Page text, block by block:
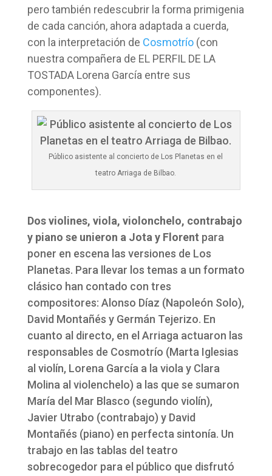
pero también redescubrir la forma primigenia
de cada canción, ahora adaptada a cuerda,
con la interpretación de Cosmotrío (con
nuestra compañera de EL PERFIL DE LA
TOSTADA Lorena García entre sus
componentes).
Público asistente al concierto de Los Planetas en el
teatro Arriaga de Bilbao.
Dos violines, viola, violonchelo, contrabajo
y piano se unieron a Jota y Florent para
poner en escena las versiones de Los
Planetas. Para llevar los temas a un formato
clásico han contado con tres
compositores: Alonso Díaz (Napoleón Solo),
David Montañés y Germán Tejerizo. En
cuanto al directo, en el Arriaga actuaron las
responsables de Cosmotrío (Marta Iglesias
al violín, Lorena García a la viola y Clara
Molina al violenchelo) a las que se sumaron
María del Mar Blasco (segundo violín),
Javier Utrabo (contrabajo) y David
Montañés (piano) en perfecta sintonía. Un
trabajo en las tablas del teatro
sobrecogedor para el público que disfrutó